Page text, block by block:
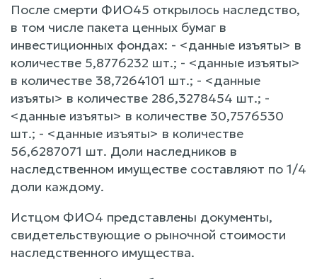
После смерти ФИО45 открылось наследство,
в том числе пакета ценных бумаг в
инвестиционных фондах: - <данные изъяты> в
количестве 5,8776232 шт.; - <данные изъяты>
в количестве 38,7264101 шт.; - <данные
изъяты> в количестве 286,3278454 шт.; -
<данные изъяты> в количестве 30,7576530
шт.; - <данные изъяты> в количестве
56,6287071 шт. Доли наследников в
наследственном имуществе составляют по 1/4
доли каждому.
Истцом ФИО4 представлены документы,
свидетельствующие о рыночной стоимости
наследственного имущества.